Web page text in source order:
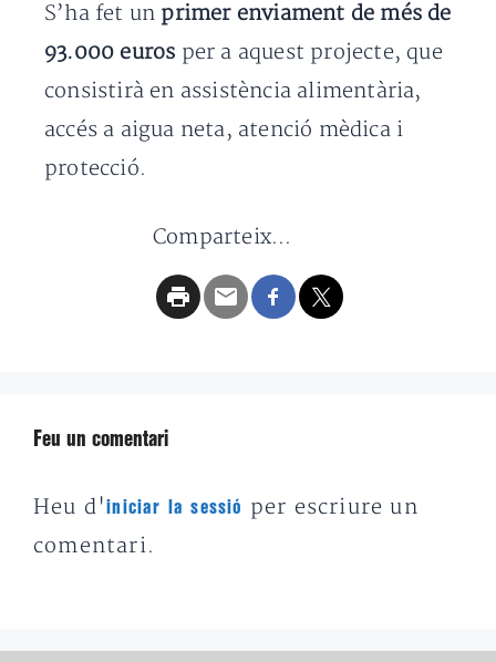
S’ha fet un primer enviament de més de
93.000 euros per a aquest projecte, que
consistirà en assistència alimentària,
accés a aigua neta, atenció mèdica i
protecció.
Comparteix...
Feu un comentari
Heu d'iniciar la sessió
per escriure un
comentari.